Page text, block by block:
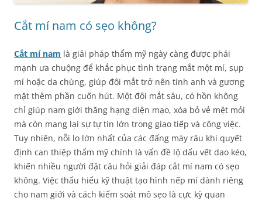
Cắt mí nam có sẹo không?
Cắt mí nam là giải pháp thẩm mỹ ngày càng được phái
mạnh ưa chuộng để khắc phục tình trạng mắt một mí, sụp
mí hoặc da chùng, giúp đôi mắt trở nên tinh anh và gương
mặt thêm phần cuốn hút. Một đôi mắt sâu, có hồn không
chỉ giúp nam giới thăng hạng diện mạo, xóa bỏ vẻ mệt mỏi
mà còn mang lại sự tự tin lớn trong giao tiếp và công việc.
Tuy nhiên, nỗi lo lớn nhất của các đấng mày râu khi quyết
định can thiệp thẩm mỹ chính là vấn đề lộ dấu vết dao kéo,
khiến nhiều người đặt câu hỏi giải đáp cắt mí nam có sẹo
không. Việc thấu hiểu kỹ thuật tạo hình nếp mí dành riêng
cho nam giới và cách kiểm soát mô sẹo là cực kỳ quan